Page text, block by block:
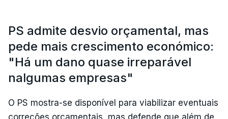
PS admite desvio orçamental, mas
pede mais crescimento económico:
"Há um dano quase irreparável
nalgumas empresas"
O PS mostra-se disponível para viabilizar eventuais
correções orçamentais, mas defende que além de